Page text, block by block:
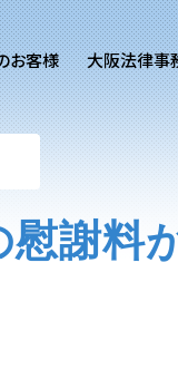
ト
お客様
刑事事件
大阪法律事
謝料